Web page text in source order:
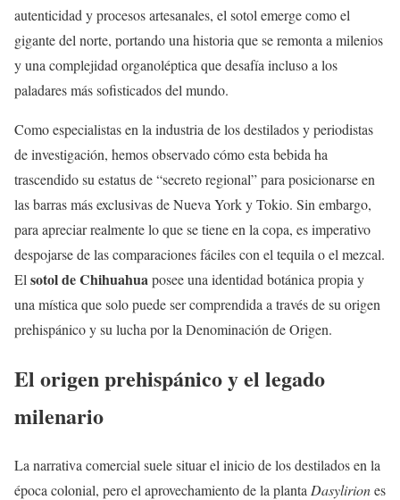
autenticidad y procesos artesanales, el sotol emerge como el
gigante del norte, portando una historia que se remonta a milenios
y una complejidad organoléptica que desafía incluso a los
paladares más sofisticados del mundo.
Como especialistas en la industria de los destilados y periodistas
de investigación, hemos observado cómo esta bebida ha
trascendido su estatus de “secreto regional” para posicionarse en
las barras más exclusivas de Nueva York y Tokio. Sin embargo,
para apreciar realmente lo que se tiene en la copa, es imperativo
despojarse de las comparaciones fáciles con el tequila o el mezcal.
El sotol de Chihuahuaposee una identidad botánica propia y
una mística que solo puede ser comprendida a través de su origen
prehispánico y su lucha por la Denominación de Origen.
El origen prehispánico y el legado
milenario
La narrativa comercial suele situar el inicio de los destilados en la
época colonial, pero el aprovechamiento de la planta Dasyliriones